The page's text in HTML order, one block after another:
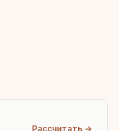
Рассчитать →